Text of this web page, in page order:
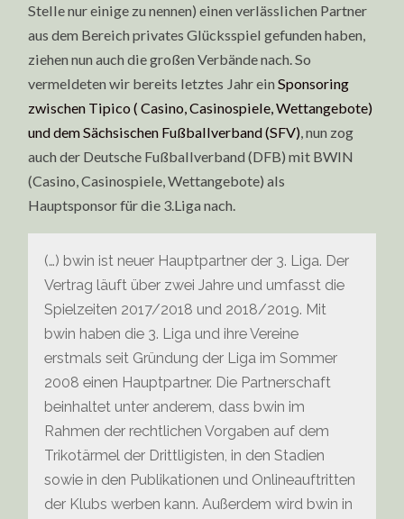
Stelle nur einige zu nennen) einen verlässlichen Partner
aus dem Bereich privates Glücksspiel gefunden haben,
ziehen nun auch die großen Verbände nach. So
vermeldeten wir bereits letztes Jahr einSponsoring
zwischen Tipico ( Casino, Casinospiele, Wettangebote)
und dem Sächsischen Fußballverband (SFV), nun zog
auch der Deutsche Fußballverband (DFB) mit BWIN
(Casino, Casinospiele, Wettangebote) als
Hauptsponsor für die 3.Liga nach.
(…) bwin ist neuer Hauptpartner der 3. Liga. Der
Vertrag läuft über zwei Jahre und umfasst die
Spielzeiten 2017/2018 und 2018/2019. Mit
bwin haben die 3. Liga und ihre Vereine
erstmals seit Gründung der Liga im Sommer
2008 einen Hauptpartner. Die Partnerschaft
beinhaltet unter anderem, dass bwin im
Rahmen der rechtlichen Vorgaben auf dem
Trikotärmel der Drittligisten, in den Stadien
sowie in den Publikationen und Onlineauftritten
der Klubs werben kann. Außerdem wird bwin in